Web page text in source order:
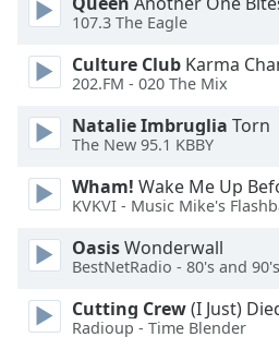
Text
Style
Done
Close
Dialog
End
107.3 The Eagle
Culture Club Karma
202.FM - 020 The Mix
Natalie Imbruglia Torn
The New 95.1 KBBY
Wham! Wake Me Up
KVKVI - Music Mike's
OasisWonderwall
BestNetRadio - 80's and
Cutting Crew(I Just)
Radioup - Time Blender